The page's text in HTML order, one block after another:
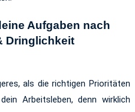
Aufgaben nach
Dringlichkeit
als die richtigen Prioritäten
Arbeitsleben, denn wirklich